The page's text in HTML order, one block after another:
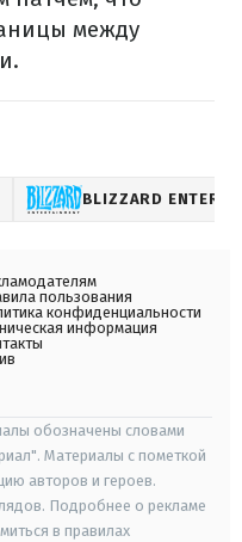
между
BLIZZARD
пользования
конфиденциальности
информация
обозначены словами
Материалы с пометкой
авторов и героев.
Подробнее о рекламе
в правилах